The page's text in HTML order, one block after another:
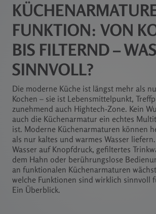
FUNKTION: VON
BIS FILTERND –
SINNVOLL?
Die moderne Küche ist längst mehr als
Kochen – sie ist Lebensmittelpunkt,
zunehmend auch Hightech-Zone. Kein
auch die Küchenarmatur ein echtes
ist. Moderne Küchenarmaturen können
als nur kaltes und warmes Wasser
Wasser auf Knopfdruck, gefiltertes
dem Hahn oder berührungslose
an funktionalen Küchenarmaturen
welche Funktionen sind wirklich sinnvoll
Ein Überblick.